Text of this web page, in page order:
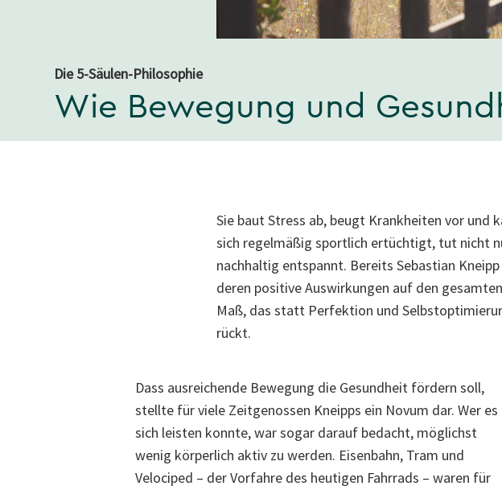
Die 5-Säulen-Philosophie
Wie Bewegung und
Sie baut Stress ab, beugt Krankheiten vor und
sich regelmäßig sportlich ertüchtigt, tut nicht
nachhaltig entspannt. Bereits Sebastian
deren positive Auswirkungen auf den
Maß, das statt Perfektion und
rückt.
Dass ausreichende Bewegung die Gesundheit fördern soll,
stellte für viele Zeitgenossen Kneipps ein Novum dar. Wer es
sich leisten konnte, war sogar darauf bedacht, möglichst
wenig körperlich aktiv zu werden. Eisenbahn, Tram und
Velociped – der Vorfahre des heutigen Fahrrads – waren für